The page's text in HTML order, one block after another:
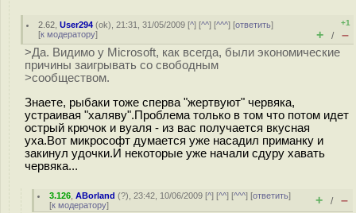
2.62 ,User294 (ok), 21:31, 31/05/2009 [^] [^^] [^^^] [ответить]
[к модератору]
+1
+ / –
>Да. Видимо у Microsoft, как всегда, были экономические
причины заигрывать со свободным
>сообществом.
Знаете, рыбаки тоже сперва "жертвуют" червяка,
устраивая "халяву".Проблема только в том что потом идет
острый крючок и вуаля - из вас получается вкусная
уха.Вот микрософт думается уже насадил приманку и
закинул удочки.И некоторые уже начали сдуру хавать
червяка...
3.126 ,ABorland (?), 23:42, 10/06/2009 [^] [^^] [^^^] [ответить]
[к модератору] + / –